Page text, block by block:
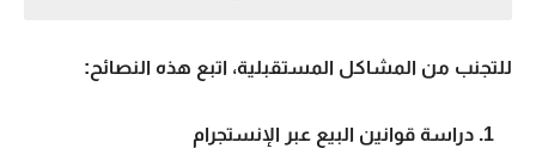
للتجنب من المشاكل المستقبلية، اتبع هذه النصائح:
دراسة قوانين البيع عبر الإنستجرام